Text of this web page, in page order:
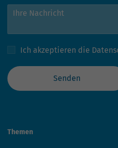
Ich akzeptieren die
Senden
Themen